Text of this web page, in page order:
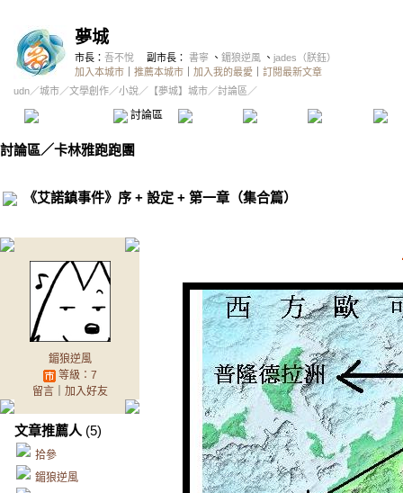
夢城
市長： 吾不悅 副市長： 書寧 、 鎇狼逆風 、 jades（朕鈺）
加入本城市
推薦本城市 加入我的最愛
訂閱最新文章
udn／城市／文學創作／小說／ 【夢城】城市／討論區／
討論區 精華區 投票區 影像館
討論區／卡林雅跑跑團
《艾諾鎮事件》序 + 設定 + 第一章（集合篇）
鎇狼逆風
等級：7
留言｜ 加入好友
文章推薦人 (5)
拾參
鎇狼逆風